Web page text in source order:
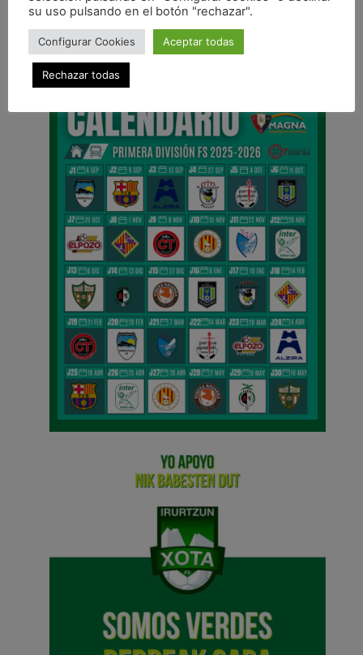
ANTERIOR
Osasuna Magna se suma al Día internacional de concienciación sobre la pérdida y el desperdicio de alimentos
CALENDARIO DE LIGA
su uso pulsando en el botón "rechazar".
Configurar Cookies Aceptar todas
Rechazar todas